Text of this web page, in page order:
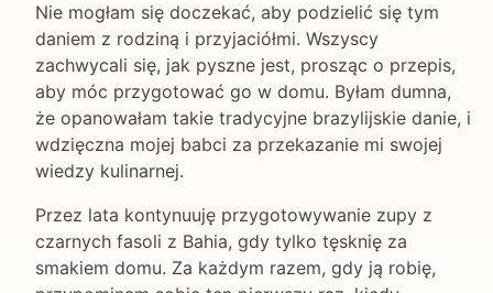
Nie mogłam się doczekać, aby podzielić się tym
daniem z rodziną i przyjaciółmi. Wszyscy
zachwycali się, jak pyszne jest, prosząc o przepis,
aby móc przygotować go w domu. Byłam dumna,
że opanowałam takie tradycyjne brazylijskie danie, i
wdzięczna mojej babci za przekazanie mi swojej
wiedzy kulinarnej.
Przez lata kontynuuję przygotowywanie zupy z
czarnych fasoli z Bahia, gdy tylko tęsknię za
smakiem domu. Za każdym razem, gdy ją robię,